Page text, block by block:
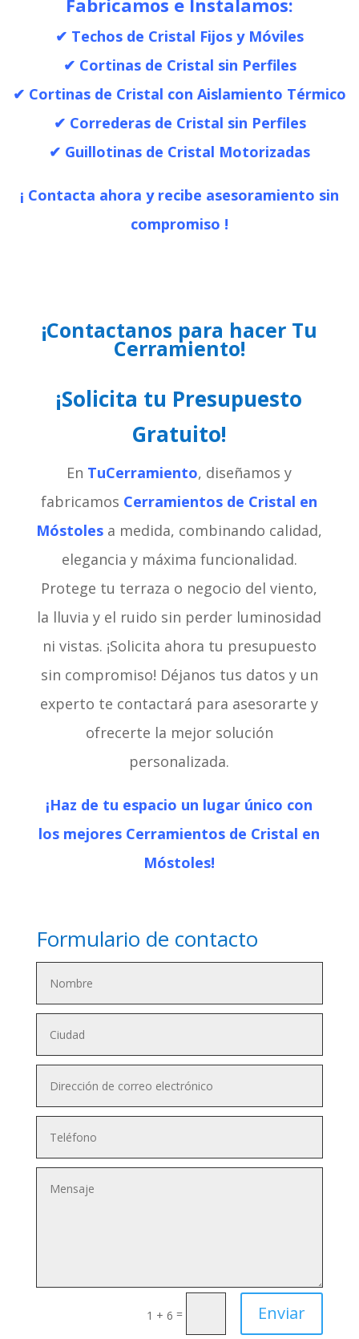
Fabricamos e Instalamos:
✔ Techos de Cristal Fijos y Móviles
✔ Cortinas de Cristal sin Perfiles
✔ Cortinas de Cristal con Aislamiento Térmico
✔ Correderas de Cristal sin Perfiles
✔ Guillotinas de Cristal Motorizadas
¡ Contacta ahora y recibe asesoramiento sin
compromiso !
¡Contactanos para hacer Tu
Cerramiento!
¡Solicita tu Presupuesto
Gratuito!
En TuCerramiento, diseñamos y
fabricamos Cerramientos de Cristal en
Móstoles a medida, combinando calidad,
elegancia y máxima funcionalidad.
Protege tu terraza o negocio del viento,
la lluvia y el ruido sin perder luminosidad
ni vistas. ¡Solicita ahora tu presupuesto
sin compromiso! Déjanos tus datos y un
experto te contactará para asesorarte y
ofrecerte la mejor solución
personalizada.
¡Haz de tu espacio un lugar único con
los mejores Cerramientos de Cristal en
Móstoles!
Formulario de contacto
1 + 6 = Enviar